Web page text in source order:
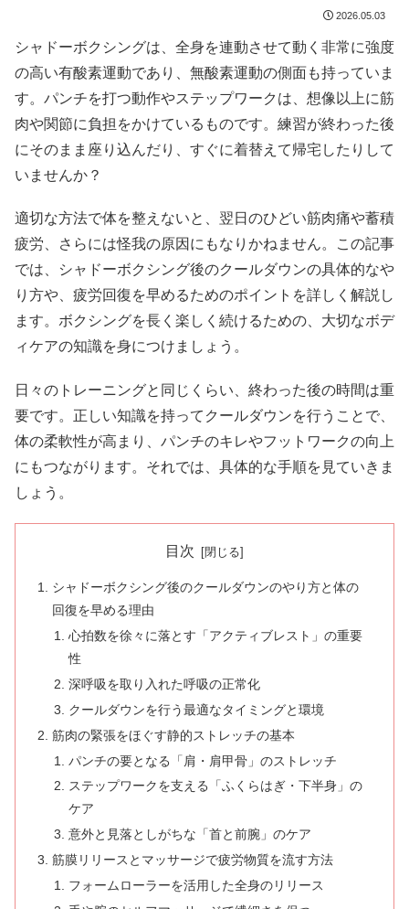
2026.05.03
シャドーボクシングは、全身を連動させて動く非常に強度
の高い有酸素運動であり、無酸素運動の側面も持っていま
す。パンチを打つ動作やステップワークは、想像以上に筋
肉や関節に負担をかけているものです。練習が終わった後
にそのまま座り込んだり、すぐに着替えて帰宅したりして
いませんか？
適切な方法で体を整えないと、翌日のひどい筋肉痛や蓄積
疲労、さらには怪我の原因にもなりかねません。この記事
では、シャドーボクシング後のクールダウンの具体的なや
り方や、疲労回復を早めるためのポイントを詳しく解説し
ます。ボクシングを長く楽しく続けるための、大切なボデ
ィケアの知識を身につけましょう。
日々のトレーニングと同じくらい、終わった後の時間は重
要です。正しい知識を持ってクールダウンを行うことで、
体の柔軟性が高まり、パンチのキレやフットワークの向上
にもつながります。それでは、具体的な手順を見ていきま
しょう。
目次
シャドーボクシング後のクールダウンのやり方と体の
回復を早める理由
心拍数を徐々に落とす「アクティブレスト」の重要
性
深呼吸を取り入れた呼吸の正常化
クールダウンを行う最適なタイミングと環境
筋肉の緊張をほぐす静的ストレッチの基本
パンチの要となる「肩・肩甲骨」のストレッチ
ステップワークを支える「ふくらはぎ・下半身」の
ケア
意外と見落としがちな「首と前腕」のケア
筋膜リリースとマッサージで疲労物質を流す方法
フォームローラーを活用した全身のリリース